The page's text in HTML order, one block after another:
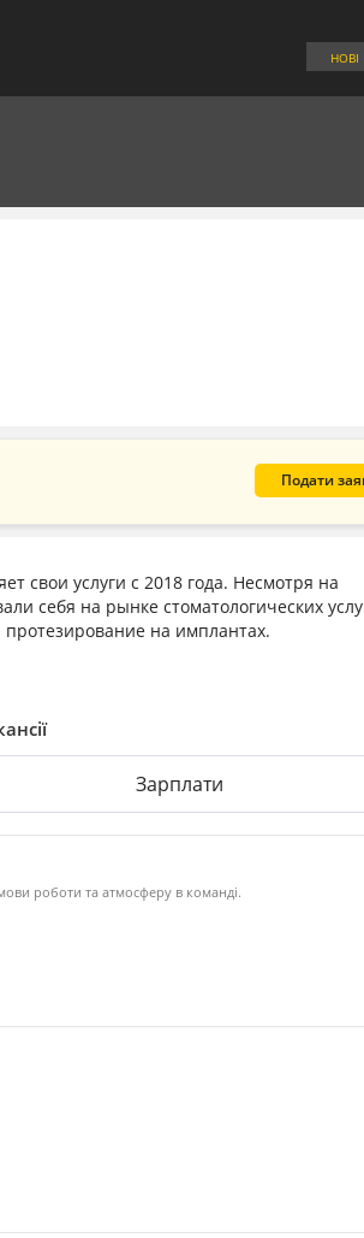
НОВІ
Подати
свои услуги с 2018 года. Несмотря на
себя на рынке стоматологических
на имплантах.
Зарплати
роботи та атмосферу в команді.